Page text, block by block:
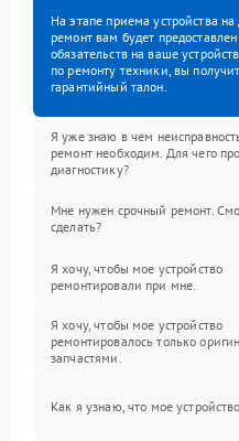
На этапе приема устройства
ремонт вам будет
обязательств на ваше
по ремонту техники, вы
гарантийный талон.
Я уже знаю в чем
ремонт необходим. Для чего
диагностику?
Мне нужен срочный ремонт.
сделать?
Я хочу, чтобы мое устройство
ремонтировали при мне.
Я хочу, чтобы мое устройство
ремонтировалось только
запчастями.
Как я узнаю, что мое